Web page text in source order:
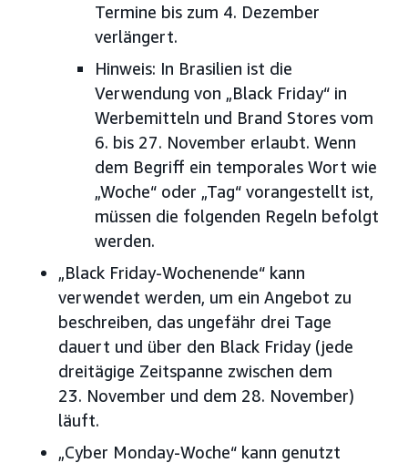
Termine bis zum 4. Dezember
verlängert.
Hinweis: In Brasilien ist die
Verwendung von „Black Friday“ in
Werbemitteln und Brand Stores vom
6. bis 27. November erlaubt. Wenn
dem Begriff ein temporales Wort wie
„Woche“ oder „Tag“ vorangestellt ist,
müssen die folgenden Regeln befolgt
werden.
„Black Friday-Wochenende“ kann
verwendet werden, um ein Angebot zu
beschreiben, das ungefähr drei Tage
dauert und über den Black Friday (jede
dreitägige Zeitspanne zwischen dem
23. November und dem 28. November)
läuft.
„Cyber Monday-Woche“ kann genutzt